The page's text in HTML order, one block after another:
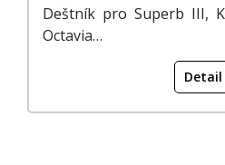
Deštník pro Superb III,
Octavia…
Detail